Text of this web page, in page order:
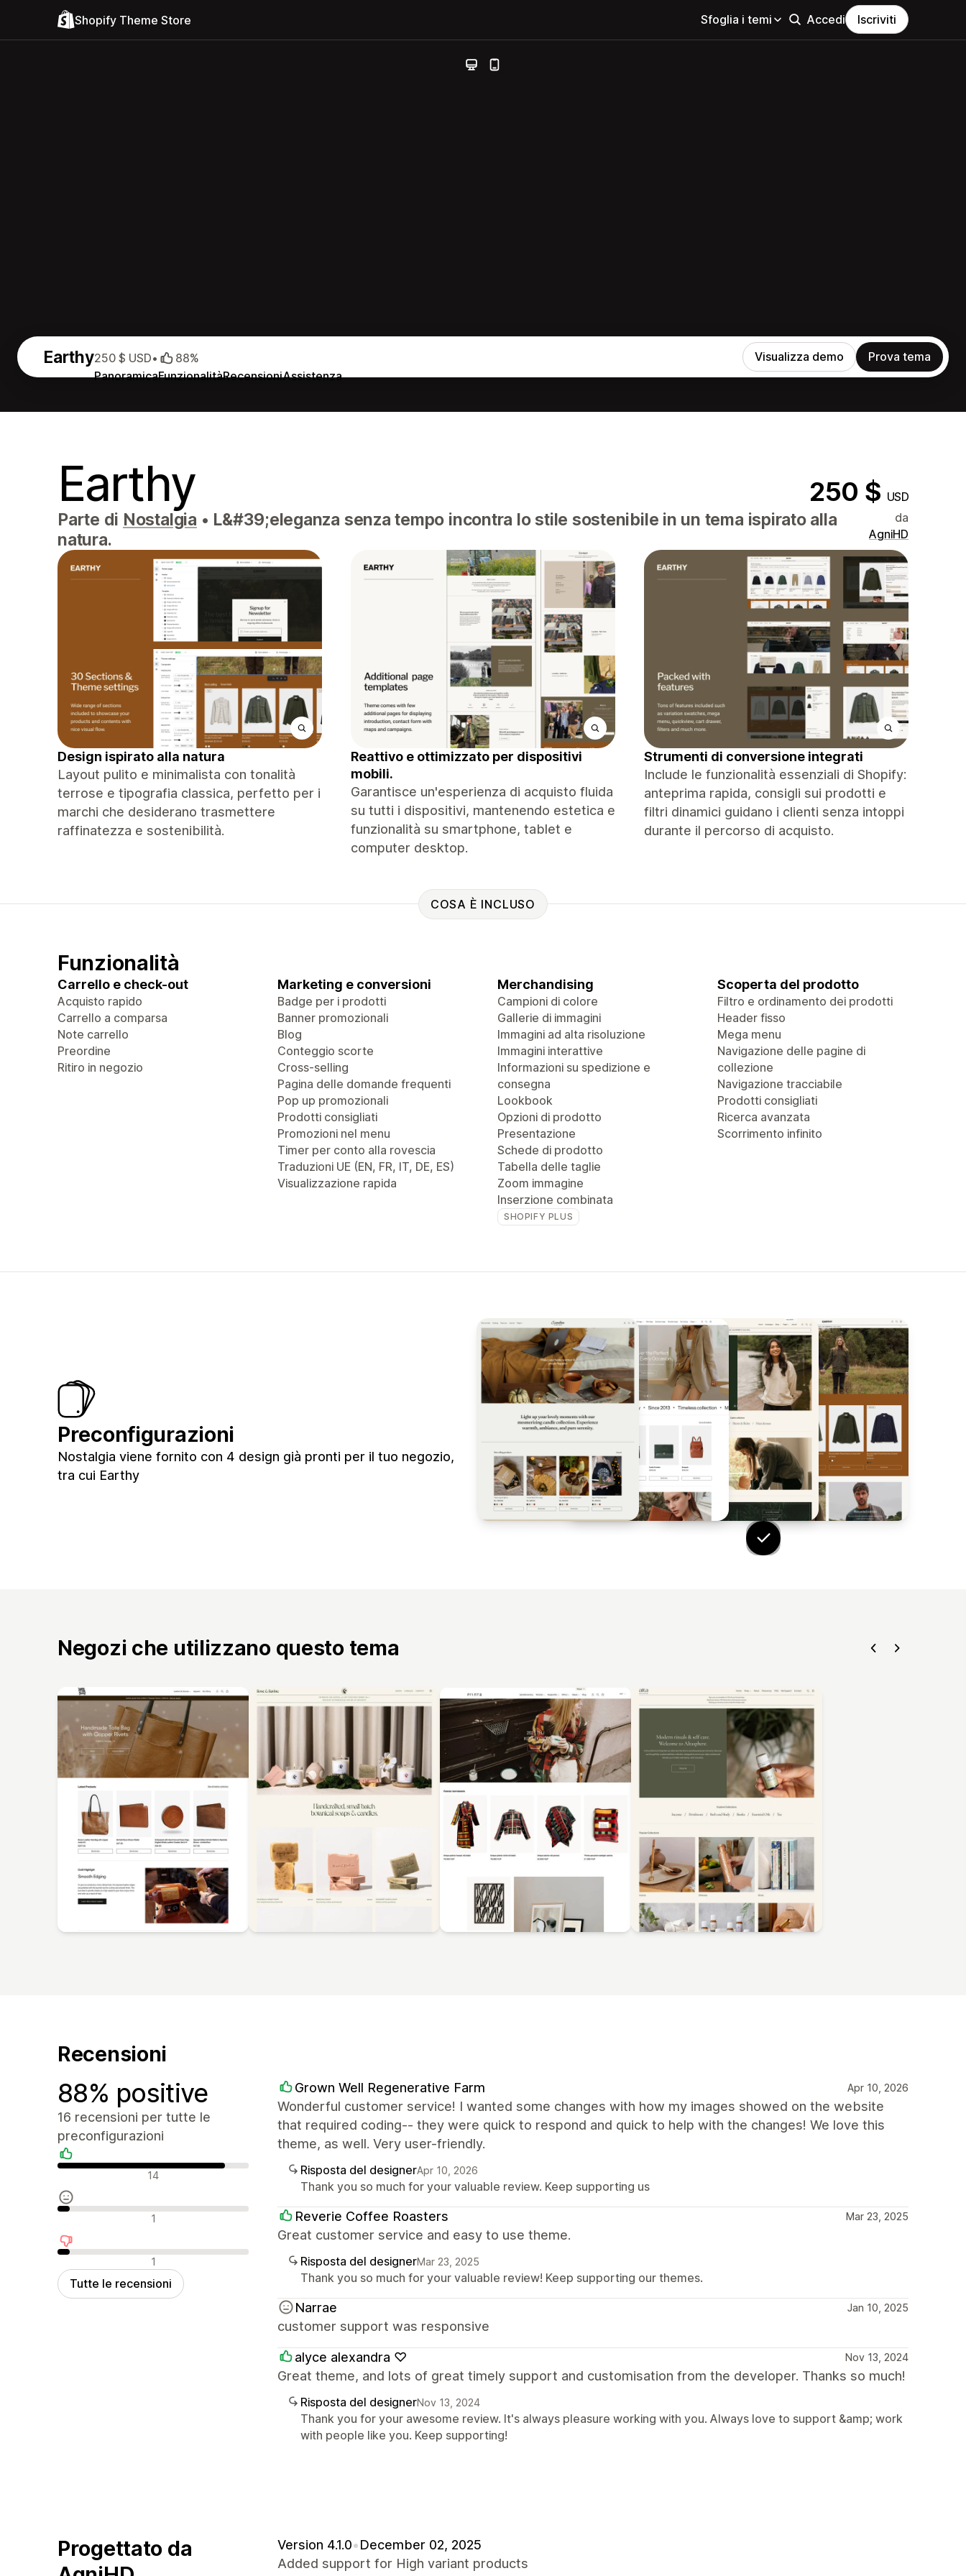
Shopify Theme Store Sfoglia i temi Accedi Iscriviti
Earthy
PanoramicaFunzionalitàRecensioniAssistenza
250 $ USD• 88% Visualizza demo Prova tema
Earthy 250 $ USD
Parte di Nostalgia • L&#39;eleganza senza tempo incontra lo stile sostenibile in un tema ispirato alla
natura.
da
AgniHD
Design ispirato alla natura
Layout pulito e minimalista con tonalità
terrose e tipografia classica, perfetto per i
marchi che desiderano trasmettere
raffinatezza e sostenibilità.
Reattivo e ottimizzato per dispositivi
mobili.
Garantisce un'esperienza di acquisto fluida
su tutti i dispositivi, mantenendo estetica e
funzionalità su smartphone, tablet e
computer desktop.
Strumenti di conversione integrati
Include le funzionalità essenziali di Shopify:
anteprima rapida, consigli sui prodotti e
filtri dinamici guidano i clienti senza intoppi
durante il percorso di acquisto.
COSA È INCLUSO
Funzionalità
Carrello e check-out
Acquisto rapido
Carrello a comparsa
Note carrello
Preordine
Ritiro in negozio
Marketing e conversioni
Badge per i prodotti
Banner promozionali
Blog
Conteggio scorte
Cross-selling
Pagina delle domande frequenti
Pop up promozionali
Prodotti consigliati
Promozioni nel menu
Timer per conto alla rovescia
Traduzioni UE (EN, FR, IT, DE, ES)
Visualizzazione rapida
Merchandising
Campioni di colore
Gallerie di immagini
Immagini ad alta risoluzione
Immagini interattive
Informazioni su spedizione e
consegna
Lookbook
Opzioni di prodotto
Presentazione
Schede di prodotto
Tabella delle taglie
Zoom immagine
Inserzione combinata
SHOPIFY PLUS
Scoperta del prodotto
Filtro e ordinamento dei prodotti
Header fisso
Mega menu
Navigazione delle pagine di
collezione
Navigazione tracciabile
Prodotti consigliati
Ricerca avanzata
Scorrimento infinito
Preconfigurazioni
Nostalgia viene fornito con 4 design già pronti per il tuo negozio,
tra cui Earthy
Negozi che utilizzano questo tema
Recensioni
88% positive
16 recensioni per tutte le
preconfigurazioni
Recensioni positive
14
Recensioni neutrali
1
Recensioni negative
1
Tutte le recensioni
Grown Well Regenerative Farm Apr 10, 2026
Wonderful customer service! I wanted some changes with how my images showed on the website
that required coding-- they were quick to respond and quick to help with the changes! We love this
theme, as well. Very user-friendly.
Risposta del designerApr 10, 2026
Thank you so much for your valuable review. Keep supporting us
Reverie Coffee Roasters Mar 23, 2025
Great customer service and easy to use theme.
Risposta del designerMar 23, 2025
Thank you so much for your valuable review! Keep supporting our themes.
Narrae Jan 10, 2025
customer support was responsive
alyce alexandra ♡ Nov 13, 2024
Great theme, and lots of great timely support and customisation from the developer. Thanks so much!
Risposta del designerNov 13, 2024
Thank you for your awesome review. It's always pleasure working with you. Always love to support &amp; work
with people like you. Keep supporting!
Progettato da
Version 4.1.0•December 02, 2025
Added support for High variant products